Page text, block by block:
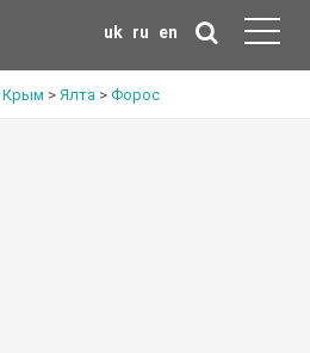
uk ru en
Крым > Ялта > Форос